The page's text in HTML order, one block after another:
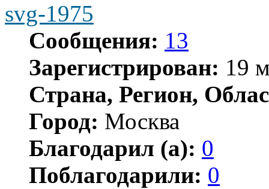
svg-1975
Сообщения: 13
Зарегистрирован: 19
Страна, Регион,
Город: Москва
Благодарил (а): 0
Поблагодарили: 0